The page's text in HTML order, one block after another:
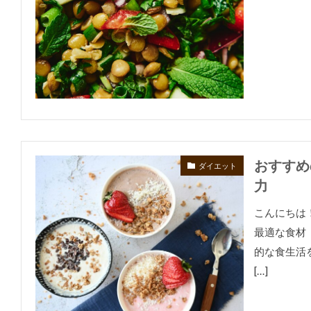
ダイエット
おすす
力
こんにちは
最適な食材
的な食生活
[…]